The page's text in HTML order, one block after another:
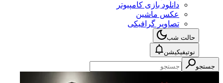
دانلود بازی کامپیوتر
عکس ماشین
تصاویر گرافیکی
حالت شب
نوتیفیکیشن
جستجو